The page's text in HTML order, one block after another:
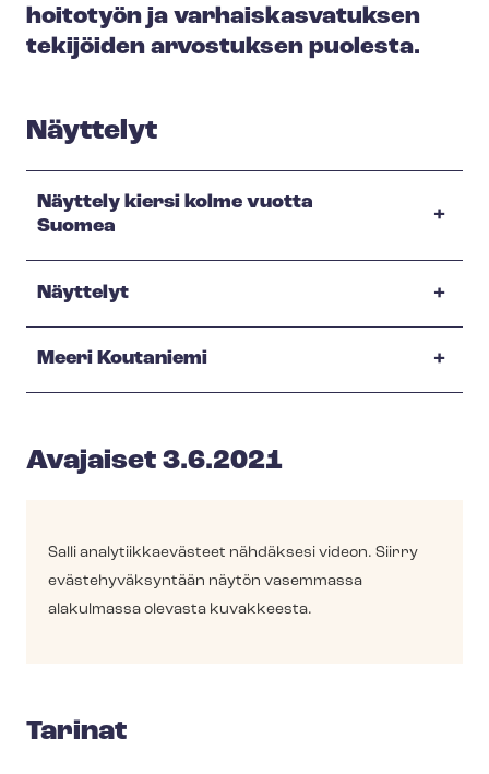
hoitotyön ja var­hais­kas­va­tuk­sen
tekijöiden arvostuksen puolesta.
Näyttelyt
Näyttely kiersi kolme vuotta
Suomea
Näyttelyt
Meeri Koutaniemi
Avajaiset 3.6.2021
Salli ana­ly­tiik­kae­väs­teet nähdäksesi videon. Siirry
eväs­te­hy­väk­syn­tään näytön vasemmassa
alakulmassa olevasta kuvakkeesta.
Tarinat